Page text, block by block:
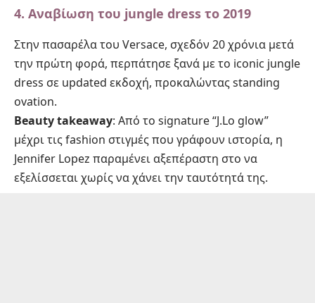
4. Αναβίωση του jungle dress το 2019
Στην πασαρέλα του Versace, σχεδόν 20 χρόνια μετά
την πρώτη φορά, περπάτησε ξανά με το iconic jungle
dress σε updated εκδοχή, προκαλώντας standing
ovation.
Beauty takeaway: Από το signature “J.Lo glow”
μέχρι τις fashion στιγμές που γράφουν ιστορία, η
Jennifer Lopez παραμένει αξεπέραστη στο να
εξελίσσεται χωρίς να χάνει την ταυτότητά της.